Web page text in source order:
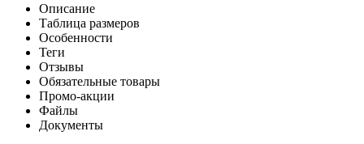
Описание
Таблица размеров
Особенности
Теги
Отзывы
Обязательные товары
Промо-акции
Файлы
Документы